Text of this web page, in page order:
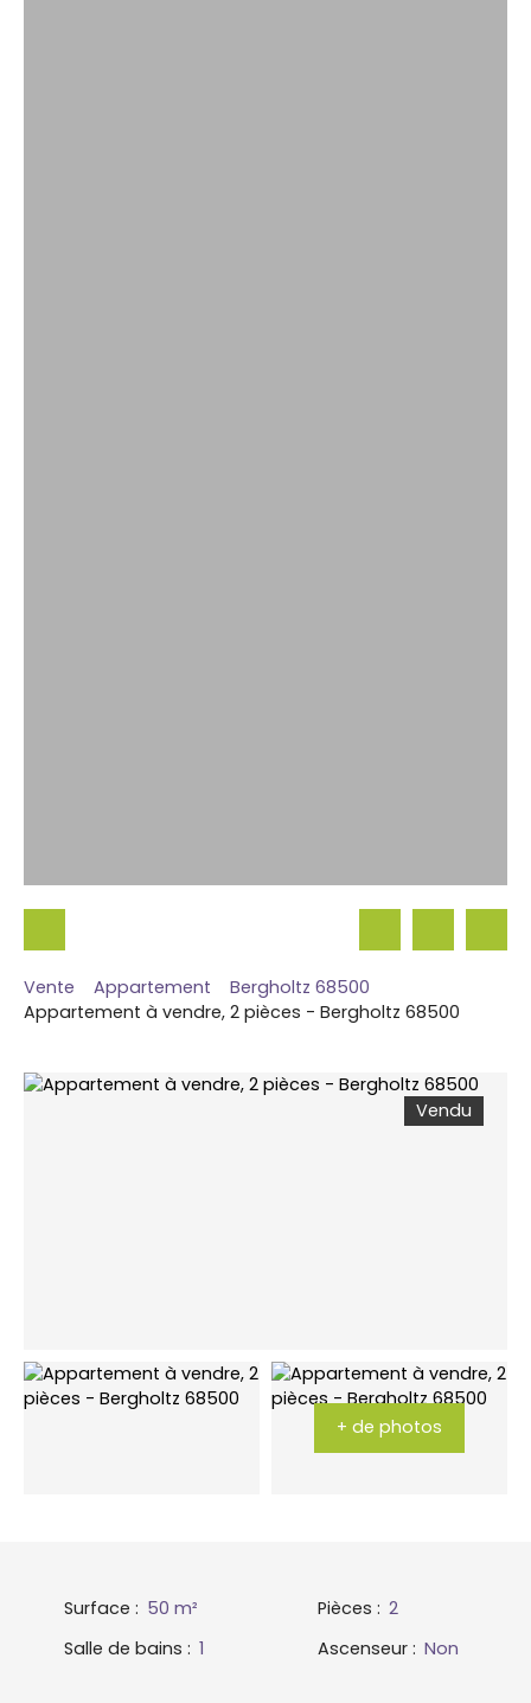
Vente Appartement
Bergholtz 68500
Appartement à vendre, 2 pièces - Bergholtz 68500
Vendu
+ de photos
Surface : 50 m² Pièces : 2
Salle de bains : 1 Ascenseur : Non